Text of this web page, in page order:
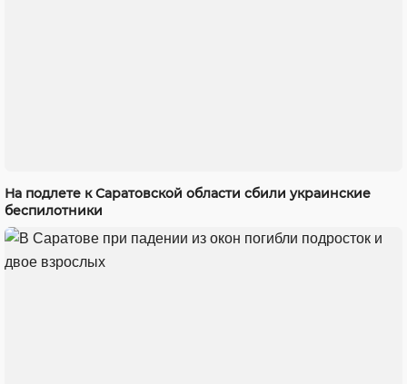
На подлете к Саратовской области сбили украинские
беспилотники